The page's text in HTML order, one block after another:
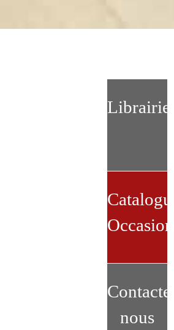
Librairie
Catalogue
Occasion
nous